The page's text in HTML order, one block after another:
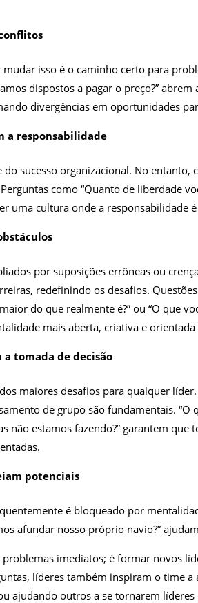
isso é o caminho certo para
dispostos a pagar o preço?”
divergências em oportunidades
a responsabilidade
do sucesso organizacional. No
como “Quanto de liberdade
uma cultura onde a
por suposições errôneas ou
redefinindo os desafios.
do que realmente é?” ou “O que
mais aberta, criativa e orientada
a tomada de decisão
maiores desafios para qualquer
de grupo são fundamentais. “O
não estamos fazendo?” garantem que
potenciais
é bloqueado por
afundar nosso próprio navio?”
imediatos; é formar novos
líderes também inspiram o time
ajudando outros a se tornarem